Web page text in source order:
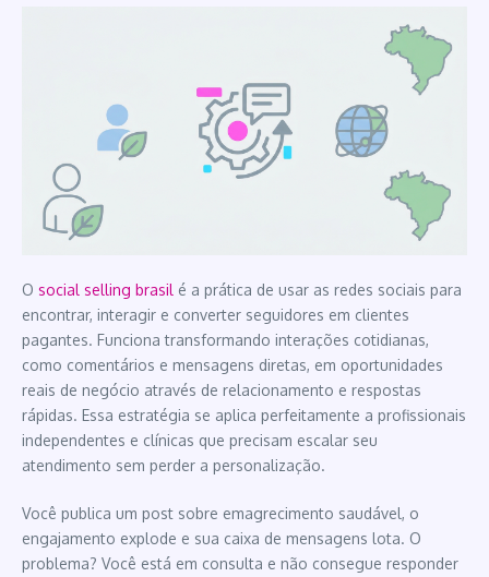
O social selling brasil é a prática de usar as redes sociais para
encontrar, interagir e converter seguidores em clientes
pagantes. Funciona transformando interações cotidianas,
como comentários e mensagens diretas, em oportunidades
reais de negócio através de relacionamento e respostas
rápidas. Essa estratégia se aplica perfeitamente a profissionais
independentes e clínicas que precisam escalar seu
atendimento sem perder a personalização.
Você publica um post sobre emagrecimento saudável, o
engajamento explode e sua caixa de mensagens lota. O
problema? Você está em consulta e não consegue responder